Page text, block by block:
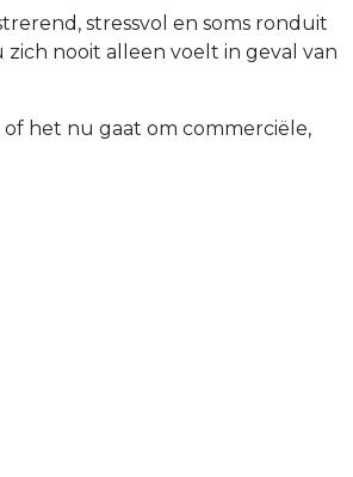
stressvol en soms ronduit
nooit alleen voelt in geval van
het nu gaat om commerciële,